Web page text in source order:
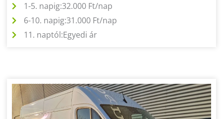
1-5. napig:32.000 Ft/nap
6-10. napig:31.000 Ft/nap
11. naptól:Egyedi ár